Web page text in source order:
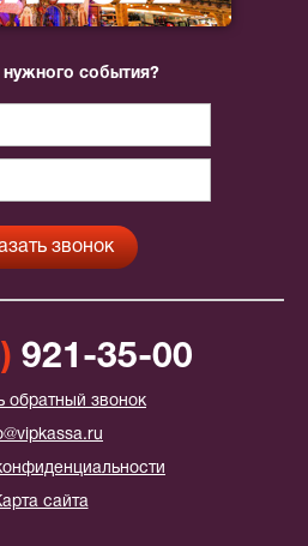
события?
921-35-00
обратный звонок
сайта